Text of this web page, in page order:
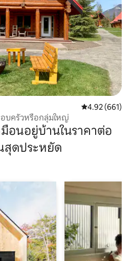
คะแนนเฉลี่ย
4.92 (661)
บครัวหรือกลุ่มใหญ่
อนอยู่บ้านในราคาต่อ
สุดประหยัด